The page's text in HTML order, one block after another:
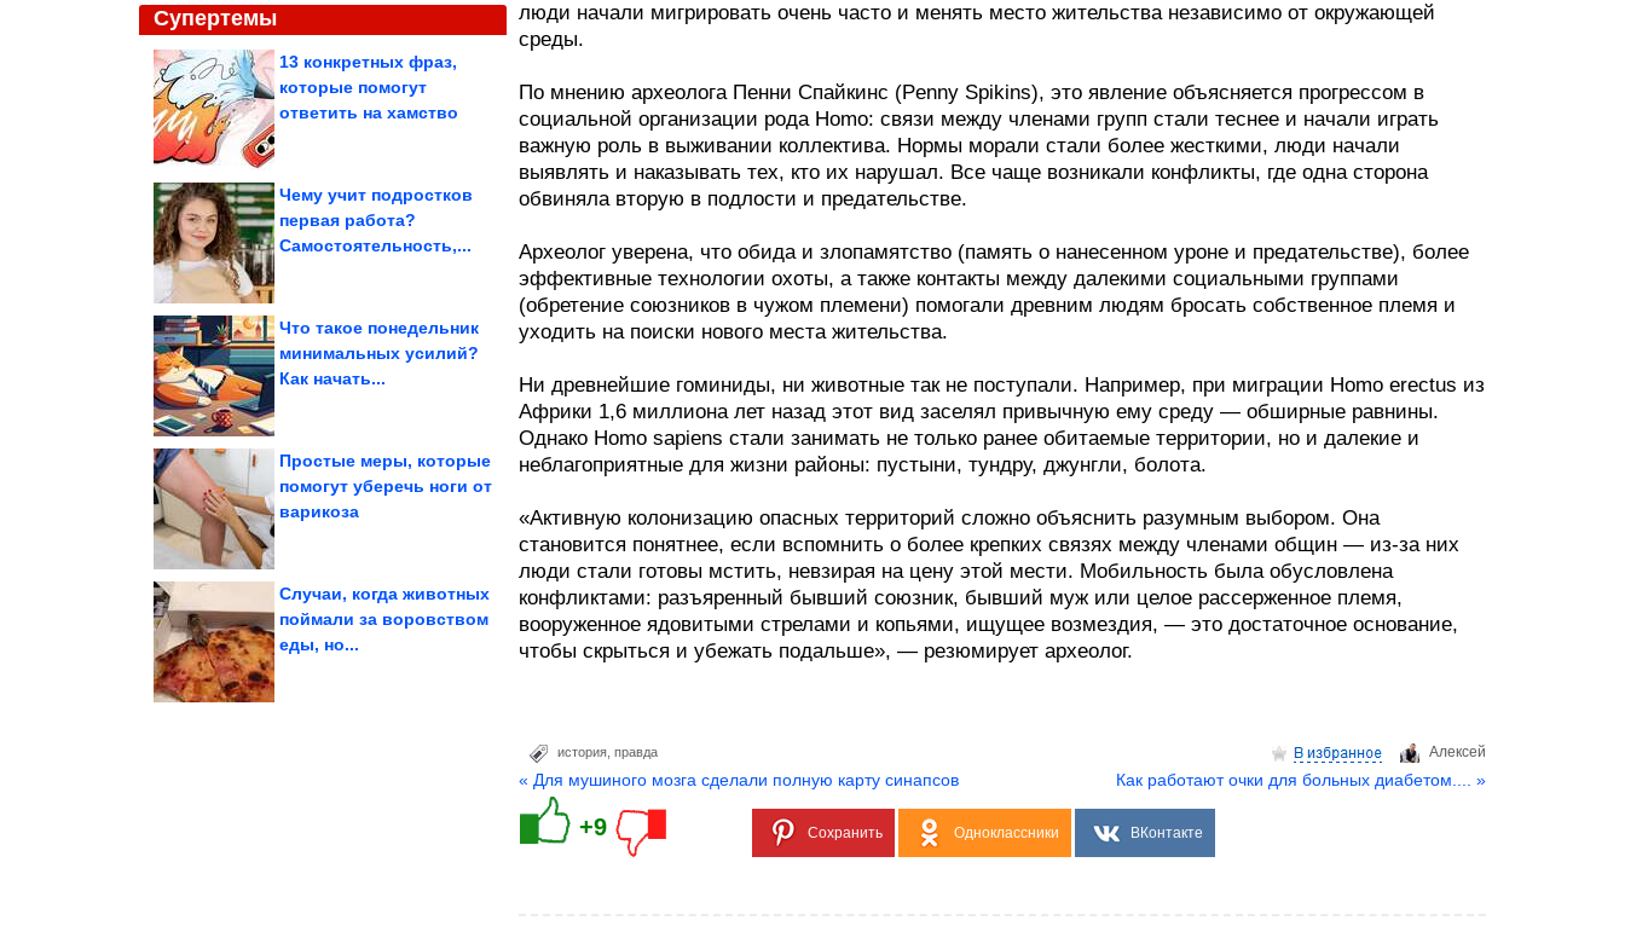
Супертемы
Незабываемые
путешествий тревел-
фотографа
13 конкретных фраз,
которые помогут
ответить на хамство
Чему учит подростков
первая работа?
Самостоятельность,...
Что такое понедельник
минимальных усилий?
Как начать...
У статинов нашли
Простые меры, которые
помогут уберечь ноги от
варикоза
зодиака
Случаи, когда животных
поймали за воровством
еды, но...
люди начали мигрировать очень часто и менять место жительства независимо от окружающей
среды.
По мнению археолога Пенни Спайкинс (Penny Spikins), это явление объясняется прогрессом в
социальной организации рода Homo: связи между членами групп стали теснее и начали играть
важную роль в выживании коллектива. Нормы морали стали более жесткими, люди начали
выявлять и наказывать тех, кто их нарушал. Все чаще возникали конфликты, где одна сторона
обвиняла вторую в подлости и предательстве.
Археолог уверена, что обида и злопамятство (память о нанесенном уроне и предательстве), более
эффективные технологии охоты, а также контакты между далекими социальными группами
(обретение союзников в чужом племени) помогали древним людям бросать собственное племя и
уходить на поиски нового места жительства.
Ни древнейшие гоминиды, ни животные так не поступали. Например, при миграции Homo erectus из
Африки 1,6 миллиона лет назад этот вид заселял привычную ему среду — обширные равнины.
Однако Homo sapiens стали занимать не только ранее обитаемые территории, но и далекие и
неблагоприятные для жизни районы: пустыни, тундру, джунгли, болота.
«Активную колонизацию опасных территорий сложно объяснить разумным выбором. Она
становится понятнее, если вспомнить о более крепких связях между членами общин — из-за них
люди стали готовы мстить, невзирая на цену этой мести. Мобильность была обусловлена
конфликтами: разъяренный бывший союзник, бывший муж или целое рассерженное племя,
вооруженное ядовитыми стрелами и копьями, ищущее возмездия, — это достаточное основание,
чтобы скрыться и убежать подальше», — резюмирует археолог.
Aлексей
история правда
« Для мушиного мозга сделали полную карту синапсов Как работают очки для больных диабетом.... »
+9 Сохранить Одноклассники ВКонтакте